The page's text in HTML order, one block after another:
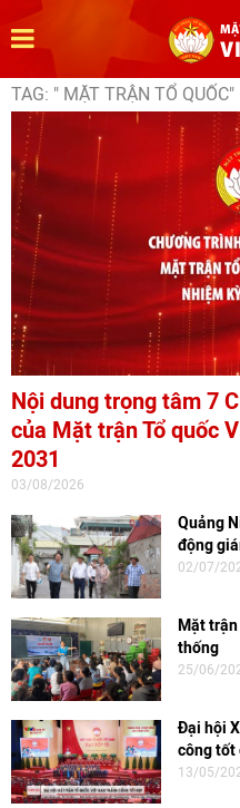
TAG: " MẶT TRẬN TỔ QUỐC"
Nội dung trọng tâm 7
của Mặt trận Tổ quốc
2031
03/08/2026
Quảng
động
02/07/
Mặt
thống
25/06/
Đại hội
công tốt
13/05/